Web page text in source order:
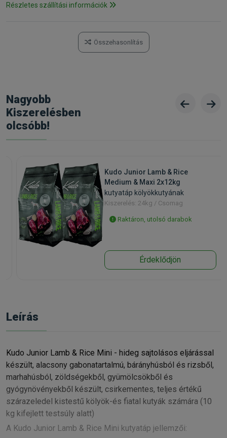
Részletes szállítási információk
Összehasonlítás
Nagyobb
Kiszerelésben
olcsóbb!
Kudo Junior Lamb & Rice
Medium & Maxi 2x12kg
kutyatáp kölyökkutyának
Kiszerelés: 24kg / Csomag
Raktáron, utolsó darabok
Érdeklődjön
Leírás
Kudo Junior Lamb & Rice Mini - hideg sajtolásos eljárással
készült, alacsony gabonatartalmú, bárányhúsból és rizsből,
marhahúsból, zöldségekből, gyümölcsökből és
gyógynövényekből készült, csirkementes, teljes értékű
szárazeledel kistestű kölyök-és fiatal kutyák számára (10
kg kifejlett testsúly alatt)
A Kudo Junior Lamb & Rice Mini kutyatáp jellemzői: